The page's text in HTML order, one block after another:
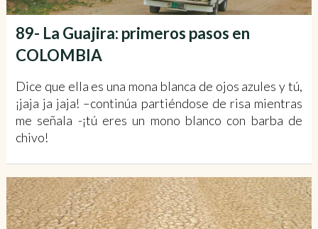
89- La Guajira: primeros pasos en
COLOMBIA
Dice que ella es una mona blanca de ojos azules y tú,
¡jaja ja jaja! –continúa partiéndose de risa mientras
me señala -¡tú eres un mono blanco con barba de
chivo!